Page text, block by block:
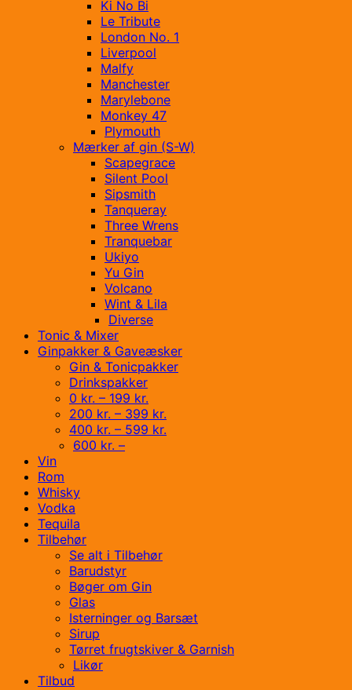
Ki No Bi
Le Tribute
London No. 1
Liverpool
Malfy
Manchester
Marylebone
Monkey 47
Plymouth
Mærker af gin (S-W)
Scapegrace
Silent Pool
Sipsmith
Tanqueray
Three Wrens
Tranquebar
Ukiyo
Yu Gin
Volcano
Wint & Lila
Diverse
Tonic & Mixer
Ginpakker & Gaveæsker
Gin & Tonicpakker
Drinkspakker
0 kr. – 199 kr.
200 kr. – 399 kr.
400 kr. – 599 kr.
600 kr. –
Vin
Rom
Whisky
Vodka
Tequila
Tilbehør
Se alt i Tilbehør
Barudstyr
Bøger om Gin
Glas
Isterninger og Barsæt
Sirup
Tørret frugtskiver & Garnish
Likør
Tilbud